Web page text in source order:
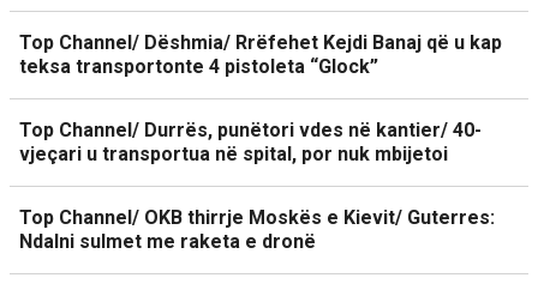
Top Channel/ Dëshmia/ Rrëfehet Kejdi Banaj që u kap
teksa transportonte 4 pistoleta “Glock”
Top Channel/ Durrës, punëtori vdes në kantier/ 40-
vjeçari u transportua në spital, por nuk mbijetoi
Top Channel/ OKB thirrje Moskës e Kievit/ Guterres:
Ndalni sulmet me raketa e dronë